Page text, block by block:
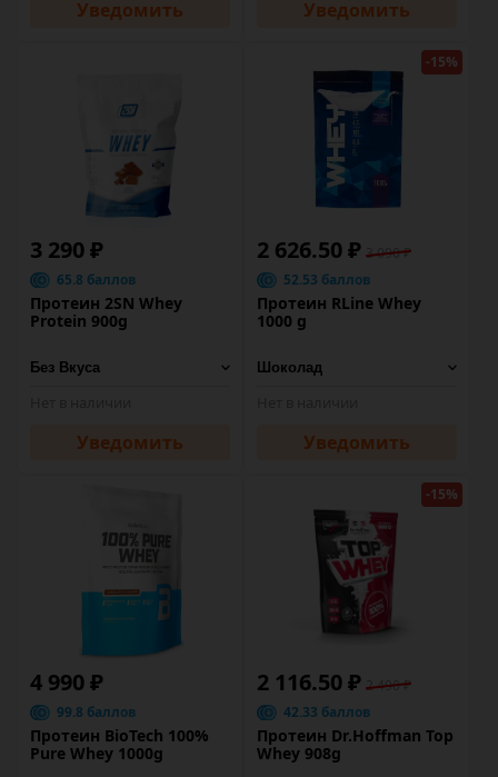
Уведомить Уведомить
3 290 ₽
65.8 баллов
Протеин 2SN Whey
Protein 900g
Уведомить
-15%
2 626.50 ₽ 3 090 ₽
52.53 баллов
Протеин RLine Whey
1000 g
Уведомить
4 990 ₽
99.8 баллов
Протеин BioTech 100%
Pure Whey 1000g
-15%
2 116.50 ₽ 2 490 ₽
42.33 баллов
Протеин Dr.Hoffman Top
Whey 908g